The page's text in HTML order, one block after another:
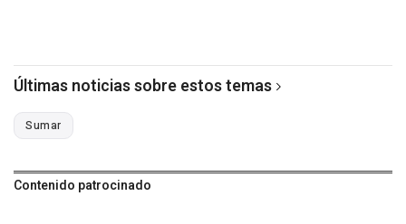
Últimas noticias sobre estos temas
Sumar
Contenido patrocinado